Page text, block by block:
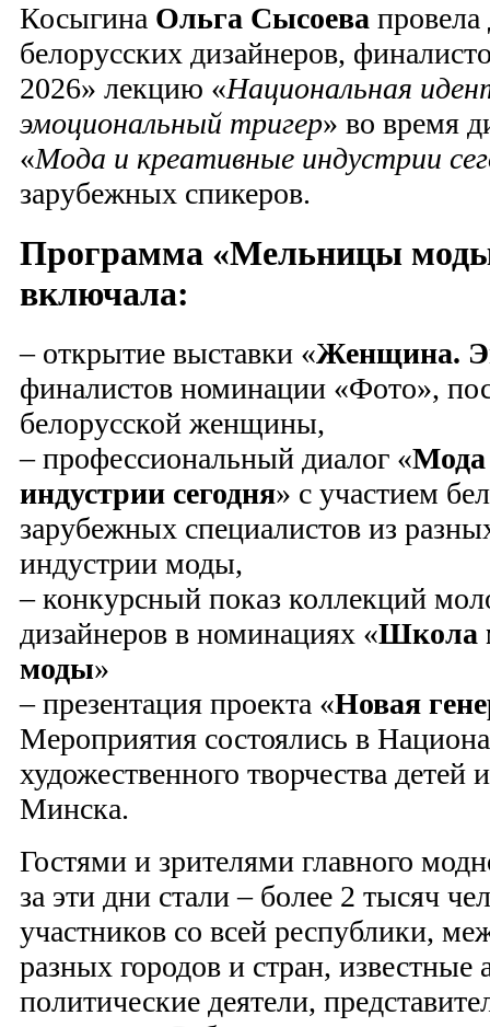
Косыгина Ольга Сысоева
белорусских дизайнеров,
2026» лекцию «Национальная
эмоциональный тригер» во время
«Мода и креативные индустрии
зарубежных спикеров.
Программа «Мельницы
включала:
– открытие выставки «Женщина.
финалистов номинации «Фото»,
белорусской женщины,
– профессиональный диалог «Мода
индустрии сегодня» с участием
зарубежных специалистов из
индустрии моды,
– конкурсный показ коллекций
дизайнеров в номинациях «Школа
моды»
– презентация проекта «Новая
Мероприятия состоялись в
художественного творчества детей
Минска.
Гостями и зрителями главного
за эти дни стали – более 2 тысяч
участников со всей республики,
разных городов и стран, известные
политические деятели,